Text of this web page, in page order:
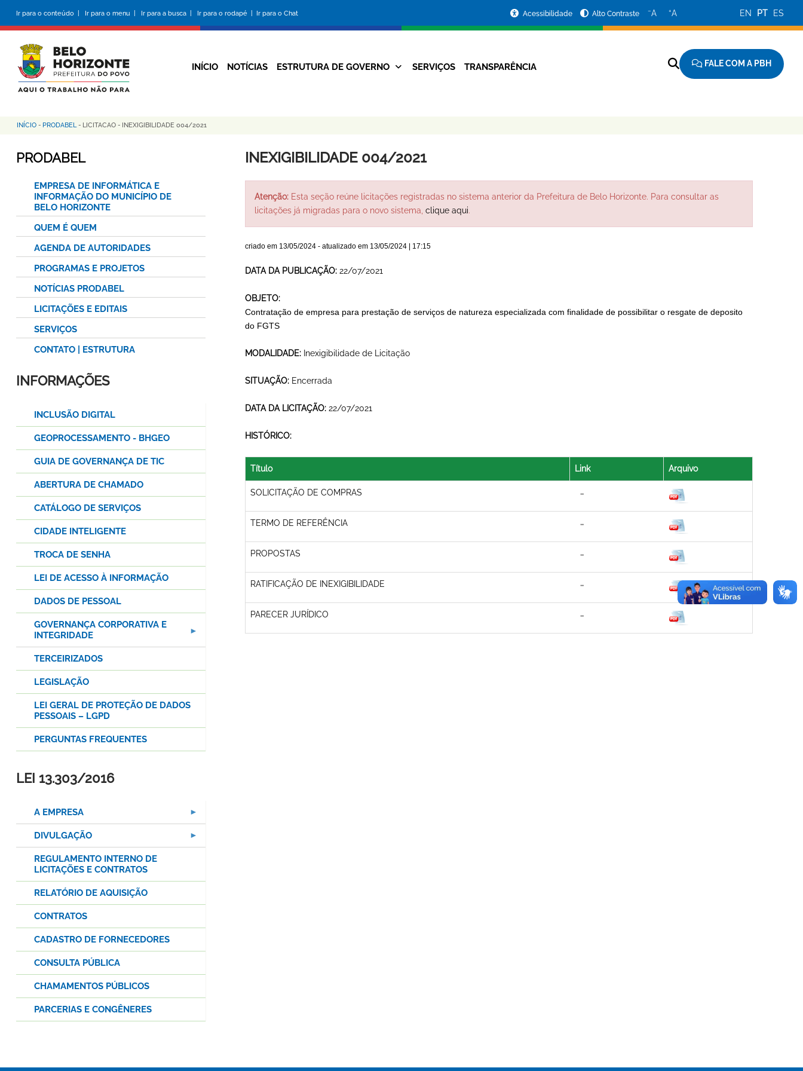
conteúdo
principal
Ir para o conteúdo | Ir para o menu | Ir para a busca | Ir para o rodapé | Ir para o Chat
da
Prefeitura
Acessibilidade Alto Contraste −A +A EN PT ES
Navegação
INÍCIO NOTÍCIAS ESTRUTURA DE GOVERNO SERVIÇOS TRANSPARÊNCIA FALE COM A PBH
Trilha
de
INÍCIO - PRODABEL - LICITACAO - INEXIGIBILIDADE 004/2021
INEXIGIBILIDADE 004/2021
Atenção:Esta seção reúne licitações registradas no sistema anterior da Prefeitura de Belo Horizonte. Para consultar as
licitações já migradas para o novo sistema, clique aqui.
criado em 13/05/2024- atualizado em 13/05/2024 | 17:15
DATA DA PUBLICAÇÃO: 22/07/2021
OBJETO:
Contratação de empresa para prestação de serviços de natureza especializada com finalidade de possibilitar o resgate de deposito
do FGTS
MODALIDADE: Inexigibilidade de Licitação
SITUAÇÃO: Encerrada
DATA DA LICITAÇÃO: 22/07/2021
HISTÓRICO:
Título Link Arquivo
SOLICITAÇÃO DE COMPRAS
TERMO DE REFERÊNCIA
PROPOSTAS
RATIFICAÇÃO DE INEXIGIBILIDADE
PARECER JURÍDICO
PRODABEL
EMPRESA DE INFORMÁTICA E
INFORMAÇÃO DO MUNICÍPIO DE
BELO HORIZONTE
QUEM É QUEM
AGENDA DE AUTORIDADES
PROGRAMAS E PROJETOS
NOTÍCIAS PRODABEL
LICITAÇÕES E EDITAIS
SERVIÇOS
CONTATO | ESTRUTURA
INFORMAÇÕES
INCLUSÃO DIGITAL
GEOPROCESSAMENTO - BHGEO
GUIA DE GOVERNANÇA DE TIC
ABERTURA DE CHAMADO
CATÁLOGO DE SERVIÇOS
CIDADE INTELIGENTE
TROCA DE SENHA
LEI DE ACESSO À INFORMAÇÃO
DADOS DE PESSOAL
GOVERNANÇA CORPORATIVA E
INTEGRIDADE
TERCEIRIZADOS
LEGISLAÇÃO
LEI GERAL DE PROTEÇÃO DE DADOS
PESSOAIS – LGPD
PERGUNTAS FREQUENTES
LEI 13.303/2016
A EMPRESA
DIVULGAÇÃO
REGULAMENTO INTERNO DE
LICITAÇÕES E CONTRATOS
RELATÓRIO DE AQUISIÇÃO
CONTRATOS
CADASTRO DE FORNECEDORES
CONSULTA PÚBLICA
CHAMAMENTOS PÚBLICOS
PARCERIAS E CONGÊNERES